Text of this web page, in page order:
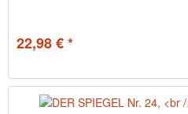
22,98 € *